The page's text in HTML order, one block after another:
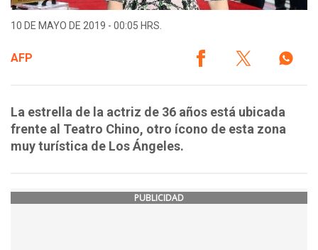
10 DE MAYO DE 2019 - 00:05 HRS.
AFP
La estrella de la actriz de 36 años está ubicada
frente al Teatro Chino, otro ícono de esta zona
muy turística de Los Ángeles.
PUBLICIDAD